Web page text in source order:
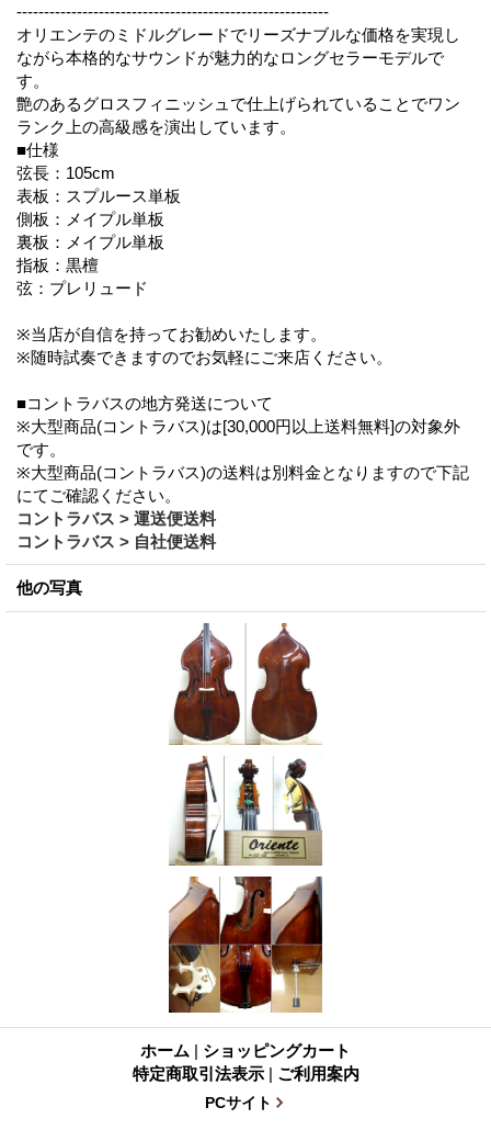
---------------------------------------------------------
オリエンテのミドルグレードでリーズナブルな価格を実現し
ながら本格的なサウンドが魅力的なロングセラーモデルで
す。
艶のあるグロスフィニッシュで仕上げられていることでワン
ランク上の高級感を演出しています。
■仕様
弦長：105cm
表板：スプルース単板
側板：メイプル単板
裏板：メイプル単板
指板：黒檀
弦：プレリュード
※当店が自信を持ってお勧めいたします。
※随時試奏できますのでお気軽にご来店ください。
■コントラバスの地方発送について
※大型商品(コントラバス)は[30,000円以上送料無料]の対象外
です。
※大型商品(コントラバス)の送料は別料金となりますので下記
にてご確認ください。
コントラバス > 運送便送料
コントラバス > 自社便送料
他の写真
ホーム | ショッピングカート
特定商取引法表示 | ご利用案内
PCサイト